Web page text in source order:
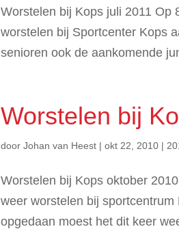
Worstelen bij Kops juli 2011 Op
worstelen bij Sportcenter Kops
senioren ook de aankomende
Worstelen bij
doorJohan van Heest |okt 22, 2010 |
Worstelen bij Kops oktober
weer worstelen bij
opgedaan moest het dit keer